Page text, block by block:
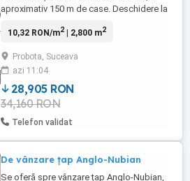
aproximativ 150 m de case. Deschidere la
drept, Terenul este situat in comuna
Suceava,, in zona Lanut. Accesul la imobil
se realizeaza din drumul public asfaltat
DJ 208. Terenul este extravilan ...
10,32 RON/m2| 2,800 m2
Probota, Suceava
azi 11:04
28,905 RON
34,160 RON
Telefon validat
De vânzare țap Anglo-Nubian
Se oferă spre vânzare țap Anglo-Nubian,